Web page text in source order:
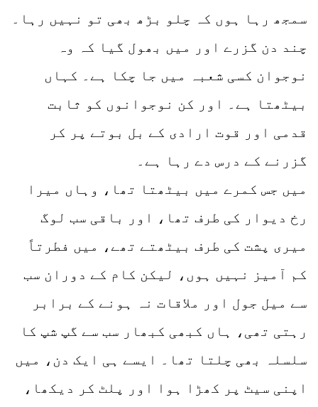
سمجھ رہا ہوں کہ چلو بڑھ بھی تو نہیں رہا۔
چند دن گزرے اور میں بھول گیا کہ وہ
نوجوان کسی شعبہ میں جا چکا ہے۔ کہاں
بیٹھتا ہے۔ اور کن نوجوانوں کو ثابت
قدمی اور قوت ارادی کے بل بوتے پر کر
گزرنے کے درس دے رہا ہے۔
میں جس کمرے میں بیٹھتا تھا، وہاں میرا
رخ دیوار کی طرف تھا، اور باقی سب لوگ
میری پشت کی طرف بیٹھتے تھے، میں فطرتاً
کم آمیز نہیں ہوں، لیکن کام کے دوران سب
سے میل جول اور ملاقات نہ ہونے کے برابر
رہتی تھی، ہاں کبھی کبھار سب سے گپ شپ کا
سلسلہ بھی چلتا تھا۔ ایسے ہی ایک دن، میں
اپنی سیٹ پر کھڑا ہوا اور پلٹ کر دیکھا،